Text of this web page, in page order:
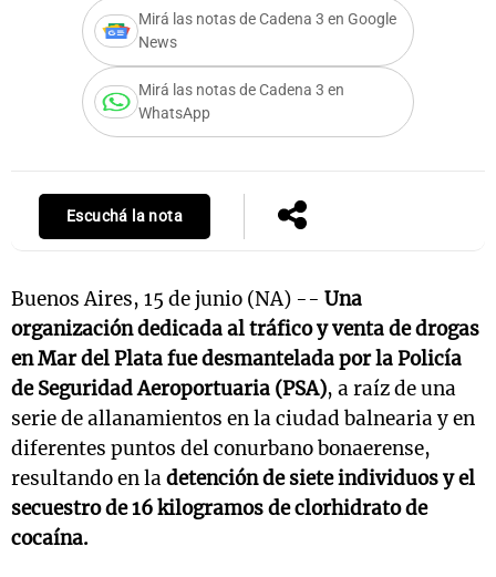
Mirá las notas de Cadena 3 en Google
News
Mirá las notas de Cadena 3 en
WhatsApp
Escuchá la nota
Buenos Aires, 15 de junio (NA) -- Una
organización dedicada al tráfico y venta de drogas
en Mar del Plata fue desmantelada por la Policía
de Seguridad Aeroportuaria (PSA), a raíz de una
serie de allanamientos en la ciudad balnearia y en
diferentes puntos del conurbano bonaerense,
resultando en ladetención de siete individuos y el
secuestro de 16 kilogramos de clorhidrato de
cocaína.